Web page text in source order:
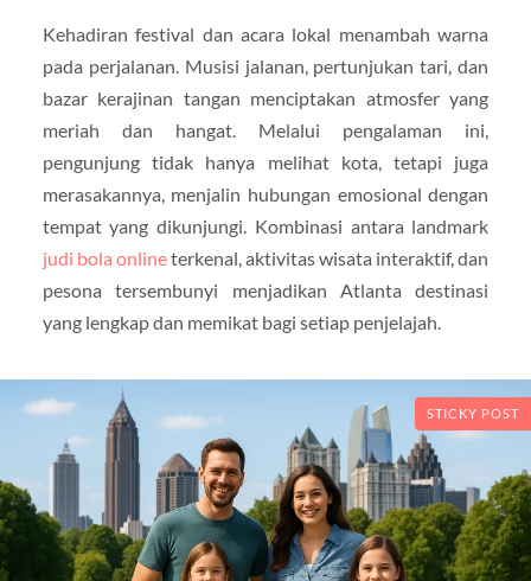
Kehadiran festival dan acara lokal menambah warna
pada perjalanan. Musisi jalanan, pertunjukan tari, dan
bazar kerajinan tangan menciptakan atmosfer yang
meriah dan hangat. Melalui pengalaman ini,
pengunjung tidak hanya melihat kota, tetapi juga
merasakannya, menjalin hubungan emosional dengan
tempat yang dikunjungi. Kombinasi antara landmark
judi bola onlineterkenal, aktivitas wisata interaktif, dan
pesona tersembunyi menjadikan Atlanta destinasi
yang lengkap dan memikat bagi setiap penjelajah.
STICKY POST